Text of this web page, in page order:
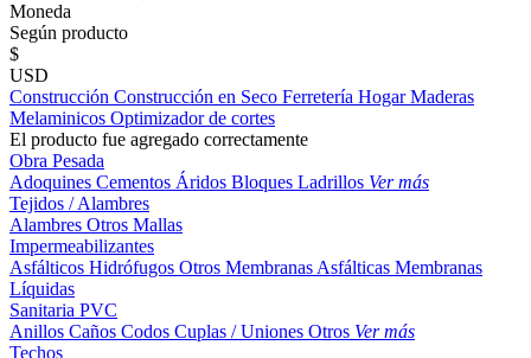
Moneda
Según producto
$
USD
Construcción Construcción en Seco Ferretería HogarMaderas
Melaminicos Optimizador de cortes
El producto fue agregado correctamente
Obra Pesada
Adoquines Cementos Áridos Bloques Ladrillos Ver más
Tejidos / Alambres
Alambres Otros Mallas
Impermeabilizantes
Asfálticos Hidrófugos Otros Membranas Asfálticas Membranas
Líquidas
Sanitaria PVC
Anillos Caños Codos Cuplas / Uniones Otros Ver más
Techos